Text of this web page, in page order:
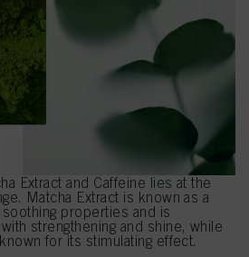
Extract and Caffeine lies at the
Matcha Extract is known as a
soothing properties and is
strengthening and shine, while
for its stimulating effect.